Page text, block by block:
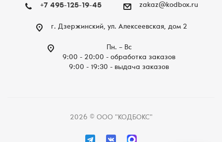
+7 495-125-19-45 zakaz@kodbox.ru
г. Дзержинский, ул. Алексеевская, дом 2
Пн. – Вc
9:00 - 20:00 - обработка заказов
9:00 - 19:30 - выдача заказов
2026 © ООО "КОДБОКС"